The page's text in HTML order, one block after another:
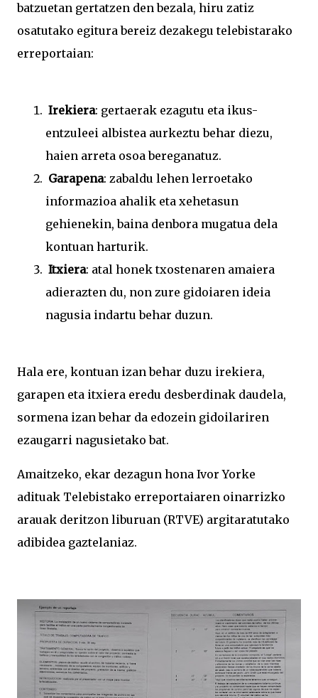
batzuetan gertatzen den bezala, hiru zatiz
osatutako egitura bereiz dezakegu telebistarako
erreportaian:
Irekiera: gertaerak ezagutu eta ikus-
entzuleei albistea aurkeztu behar diezu,
haien arreta osoa bereganatuz.
Garapena: zabaldu lehen lerroetako
informazioa ahalik eta xehetasun
gehienekin, baina denbora mugatua dela
kontuan harturik.
Itxiera: atal honek txostenaren amaiera
adierazten du, non zure gidoiaren ideia
nagusia indartu behar duzun.
Hala ere, kontuan izan behar duzu irekiera,
garapen eta itxiera eredu desberdinak daudela,
sormena izan behar da edozein gidoilariren
ezaugarri nagusietako bat.
Amaitzeko, ekar dezagun hona Ivor Yorke
adituak Telebistako erreportaiaren oinarrizko
arauak deritzon liburuan (RTVE) argitaratutako
adibidea gaztelaniaz.